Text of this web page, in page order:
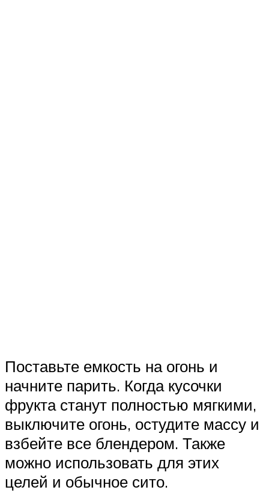
Поставьте емкость на огонь и
начните парить. Когда кусочки
фрукта станут полностью мягкими,
выключите огонь, остудите массу и
взбейте все блендером. Также
можно использовать для этих
целей и обычное сито.